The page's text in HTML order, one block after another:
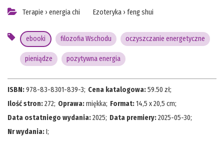
Terapie › energia chi Ezoteryka › feng shui
ebooki filozofia Wschodu oczyszczanie energetyczne
pieniądze pozytywna energia
ISBN:978-83-8301-839-3; Cena katalogowa:59.50 zł;
Ilość stron:272; Oprawa:miękka; Format:14,5 x 20,5 cm;
Data ostatniego wydania:2025; Data premiery:2025-05-30;
Nr wydania:I;